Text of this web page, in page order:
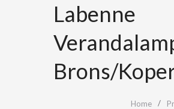
Labenne
Brons/
Home